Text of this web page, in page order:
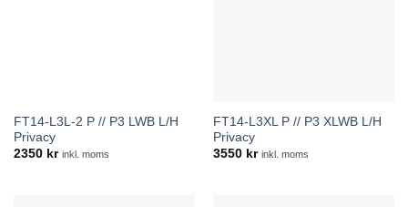
FT14-L3L-2 P // P3 LWB L/H
Privacy
2350 kr inkl. moms
FT14-L3XL P // P3 XLWB L/H
Privacy
3550 kr inkl. moms